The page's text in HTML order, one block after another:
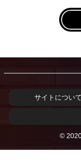
サイトについて
©